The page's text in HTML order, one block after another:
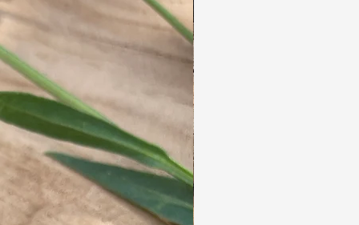
Na het touperen en dreaden, sealen we de
dreads met een proffesioneel stoomapparaat.
Deze hoogwaardige dreadlocks gaan jaren
mee.
Ze zijn lichtgewicht en gemakkelijk in
onderhoud.